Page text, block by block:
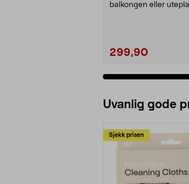
balkongen eller
299,90
Uvanlig gode
Sjekk prisen